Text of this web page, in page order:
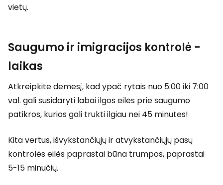
vietų.
Saugumo ir imigracijos kontrolė -
laikas
Atkreipkite dėmesį, kad ypač rytais nuo 5:00 iki 7:00
val. gali susidaryti labai ilgos eilės prie saugumo
patikros, kurios gali trukti ilgiau nei 45 minutes!
Kita vertus, išvykstančiųjų ir atvykstančiųjų pasų
kontrolės eilės paprastai būna trumpos, paprastai
5-15 minučių.